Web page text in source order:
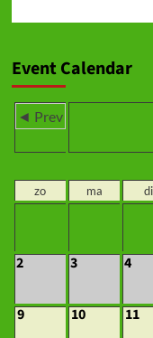
Event Calendar
◄ Prev
zo ma di
2 3 4
9 10 11